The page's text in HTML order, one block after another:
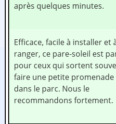
après quelques minutes.
Efficace, facile à installer et
ranger, ce pare-soleil est
pour ceux qui sortent
faire une petite promenade
dans le parc. Nous le
recommandons fortement.